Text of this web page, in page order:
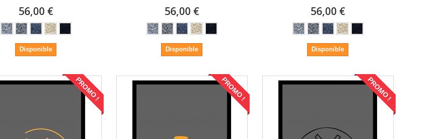
56,00 €
Disponible
56,00 €
Disponible
56,00 €
Disponible
PROMO ! PROMO ! PROMO !